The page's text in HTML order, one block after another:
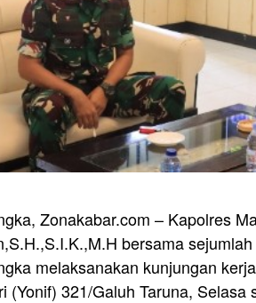
Zonakabar.com – Kapolres
bersama
melaksanakan kunjungan
(Yonif) 321/Galuh Taruna, Selasa